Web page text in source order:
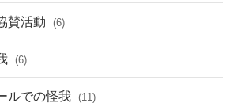
賛活動 (6)
(6)
ルでの怪我 (11)